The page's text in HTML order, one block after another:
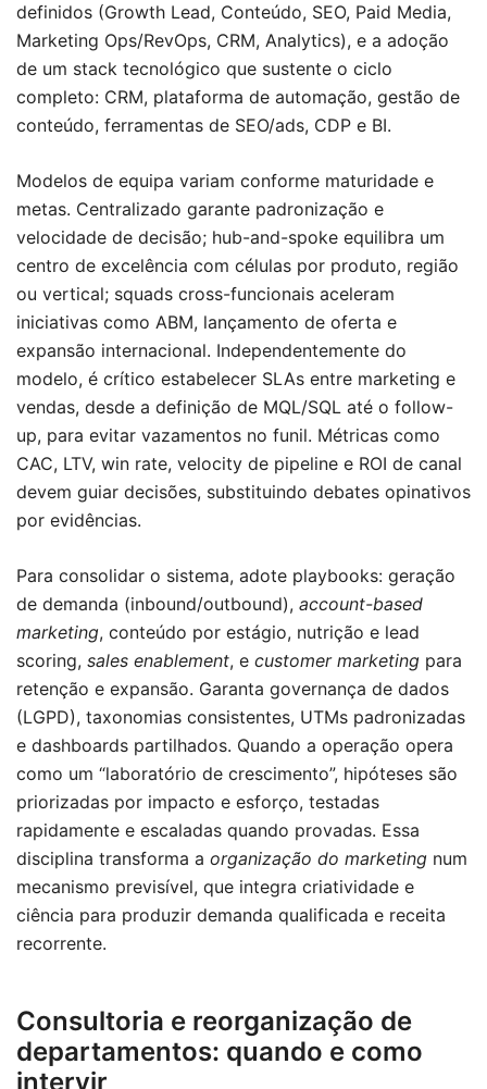
definidos (Growth Lead, Conteúdo, SEO, Paid Media,
Marketing Ops/RevOps, CRM, Analytics), e a adoção
de um stack tecnológico que sustente o ciclo
completo: CRM, plataforma de automação, gestão de
conteúdo, ferramentas de SEO/ads, CDP e BI.
Modelos de equipa variam conforme maturidade e
metas. Centralizado garante padronização e
velocidade de decisão; hub-and-spoke equilibra um
centro de excelência com células por produto, região
ou vertical; squads cross-funcionais aceleram
iniciativas como ABM, lançamento de oferta e
expansão internacional. Independentemente do
modelo, é crítico estabelecer SLAs entre marketing e
vendas, desde a definição de MQL/SQL até o follow-
up, para evitar vazamentos no funil. Métricas como
CAC, LTV, win rate, velocity de pipeline e ROI de canal
devem guiar decisões, substituindo debates opinativos
por evidências.
Para consolidar o sistema, adote playbooks: geração
de demanda (inbound/outbound), account-based
marketing, conteúdo por estágio, nutrição e lead
scoring, sales enablement, e customer marketing para
retenção e expansão. Garanta governança de dados
(LGPD), taxonomias consistentes, UTMs padronizadas
e dashboards partilhados. Quando a operação opera
como um “laboratório de crescimento”, hipóteses são
priorizadas por impacto e esforço, testadas
rapidamente e escaladas quando provadas. Essa
disciplina transforma a organização do marketing num
mecanismo previsível, que integra criatividade e
ciência para produzir demanda qualificada e receita
recorrente.
Consultoria e reorganização de
departamentos: quando e como
intervir